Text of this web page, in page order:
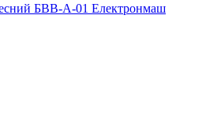
БВВ-А-01 Електронмаш